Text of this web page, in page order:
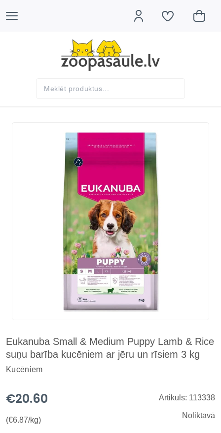
Eukanuba Small & Medium Puppy Lamb & Rice
suņu barība kucēniem ar jēru un rīsiem 3 kg
Kucēniem
€20.60
(€6.87/kg)
Artikuls: 113338
Noliktavā